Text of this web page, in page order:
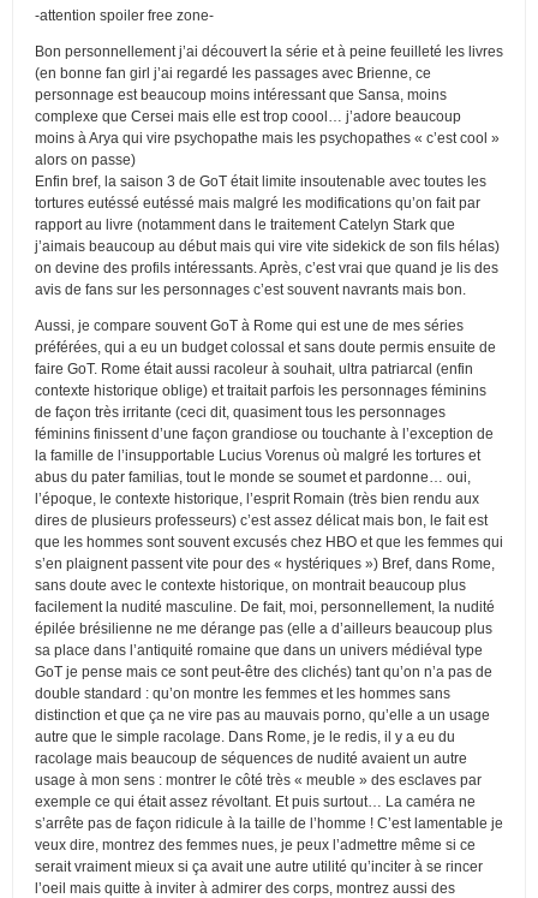
-attention spoiler free zone-
Bon personnellement j’ai découvert la série et à peine feuilleté les livres
(en bonne fan girl j’ai regardé les passages avec Brienne, ce
personnage est beaucoup moins intéressant que Sansa, moins
complexe que Cersei mais elle est trop coool… j’adore beaucoup
moins à Arya qui vire psychopathe mais les psychopathes « c’est cool »
alors on passe)
Enfin bref, la saison 3 de GoT était limite insoutenable avec toutes les
tortures eutéssé eutéssé mais malgré les modifications qu’on fait par
rapport au livre (notamment dans le traitement Catelyn Stark que
j’aimais beaucoup au début mais qui vire vite sidekick de son fils hélas)
on devine des profils intéressants. Après, c’est vrai que quand je lis des
avis de fans sur les personnages c’est souvent navrants mais bon.
Aussi, je compare souvent GoT à Rome qui est une de mes séries
préférées, qui a eu un budget colossal et sans doute permis ensuite de
faire GoT. Rome était aussi racoleur à souhait, ultra patriarcal (enfin
contexte historique oblige) et traitait parfois les personnages féminins
de façon très irritante (ceci dit, quasiment tous les personnages
féminins finissent d’une façon grandiose ou touchante à l’exception de
la famille de l’insupportable Lucius Vorenus où malgré les tortures et
abus du pater familias, tout le monde se soumet et pardonne… oui,
l’époque, le contexte historique, l’esprit Romain (très bien rendu aux
dires de plusieurs professeurs) c’est assez délicat mais bon, le fait est
que les hommes sont souvent excusés chez HBO et que les femmes qui
s’en plaignent passent vite pour des « hystériques ») Bref, dans Rome,
sans doute avec le contexte historique, on montrait beaucoup plus
facilement la nudité masculine. De fait, moi, personnellement, la nudité
épilée brésilienne ne me dérange pas (elle a d’ailleurs beaucoup plus
sa place dans l’antiquité romaine que dans un univers médiéval type
GoT je pense mais ce sont peut-être des clichés) tant qu’on n’a pas de
double standard : qu’on montre les femmes et les hommes sans
distinction et que ça ne vire pas au mauvais porno, qu’elle a un usage
autre que le simple racolage. Dans Rome, je le redis, il y a eu du
racolage mais beaucoup de séquences de nudité avaient un autre
usage à mon sens : montrer le côté très « meuble » des esclaves par
exemple ce qui était assez révoltant. Et puis surtout… La caméra ne
s’arrête pas de façon ridicule à la taille de l’homme ! C’est lamentable je
veux dire, montrez des femmes nues, je peux l’admettre même si ce
serait vraiment mieux si ça avait une autre utilité qu’inciter à se rincer
l’oeil mais quitte à inviter à admirer des corps, montrez aussi des